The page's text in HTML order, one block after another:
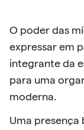
O poder das
expressar em
integrante da
para uma
moderna.
Uma presença